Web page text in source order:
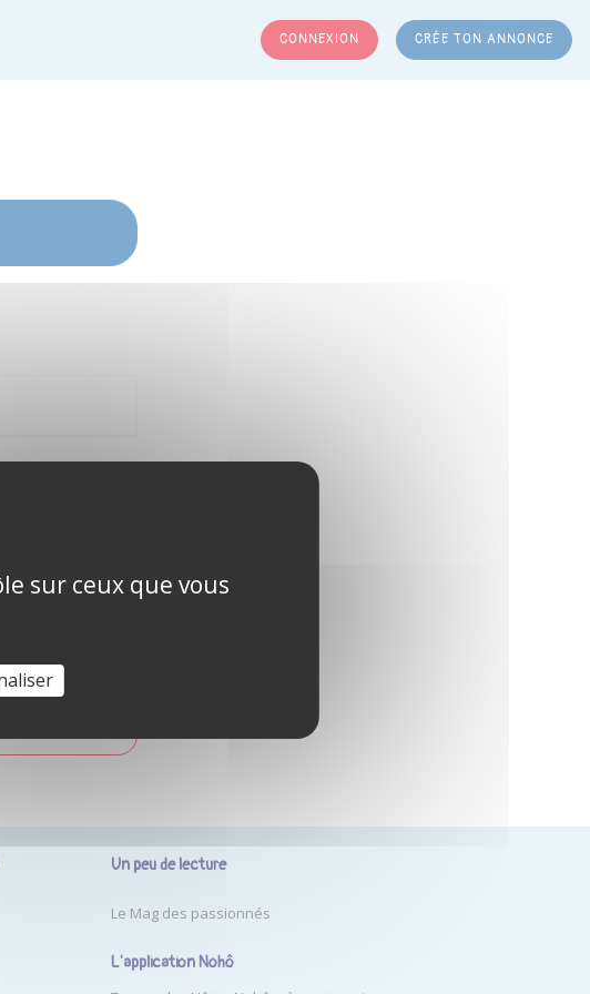
CONNEXION CRÉE TON ANNONCE
UN COMPTE
Un peu de lecture
Le Mag des passionnés
L'application Nohô
sur ceux que vous